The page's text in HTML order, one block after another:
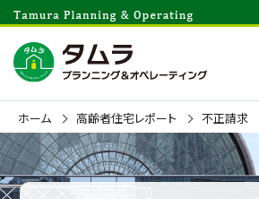
ホーム 高齢者住宅レポート 不正請求